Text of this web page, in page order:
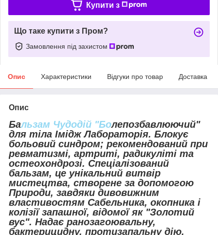
Купити з
Що таке купити з Пром?
Замовлення під захистом
Опис Характеристики Відгуки про товар Доставка
Опис
Бальзам Чудодій "Болепозбавлюючий"
для тіла Імідж Лабораторія. Блокує
больовий синдром; рекомендований при
ревматизмі, артриті, радикуліті та
остеохондрозі. Спеціалізований
бальзам, це унікальний витвір
мистецтва, створене за допомогою
Природи, завдяки дивовижним
властивостям Сабельника, окопника і
колізії запашної, відомої як "Золотий
вус". Надає ранозагоювальну,
бактерицидну, протизапальну дію,